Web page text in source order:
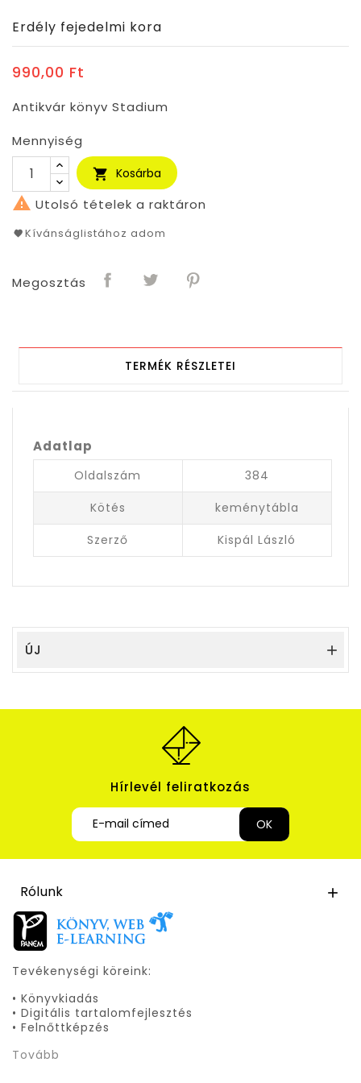
Erdély fejedelmi kora
990,00 Ft
Antikvár könyv Stadium
Mennyiség
 Kosárba
 Utolsó tételek a raktáron
Kívánságlistához adom
Megosztás
TERMÉK RÉSZLETEI
Adatlap
Oldalszám
384
Kötés
keménytábla
Szerző
Kispál László
ÚJ 
Hírlevél feliratkozás
Rólunk 
Tevékenységi köreink:
• Könyvkiadás
• Digitális tartalomfejlesztés
• Felnőttképzés
Tovább